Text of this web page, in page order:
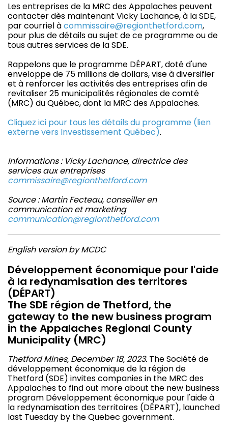
Les entreprises de la MRC des Appalaches peuvent
contacter dès maintenant Vicky Lachance, à la SDE,
par courriel àcommissaire@regionthetford.com,
pour plus de détails au sujet de ce programme ou de
tous autres services de la SDE.
Rappelons que le programme DÉPART, doté d'une
enveloppe de 75 millions de dollars, vise à diversifier
et à renforcer les activités des entreprises afin de
revitaliser 25 municipalités régionales de comté
(MRC) du Québec, dont la MRC des Appalaches.
Cliquez ici pour tous les détails du programme (lien
externe vers Investissement Québec).
Informations : Vicky Lachance, directrice des
services aux entreprises
commissaire@regionthetford.com
Source : Martin Fecteau, conseiller en
communication et marketing
communication@regionthetford.com
English version by MCDC
Développement économique pour l'aide
à la redynamisation des territores
(DÉPART)
The SDE région de Thetford, the
gateway to the new business program
in the Appalaches Regional County
Municipality (MRC)
Thetford Mines, December 18, 2023. The Société de
développement économique de la région de
Thetford (SDE) invites companies in the MRC des
Appalaches to find out more about the new business
program Développement économique pour l'aide à
la redynamisation des territoires (DÉPART), launched
last Tuesday by the Quebec government.